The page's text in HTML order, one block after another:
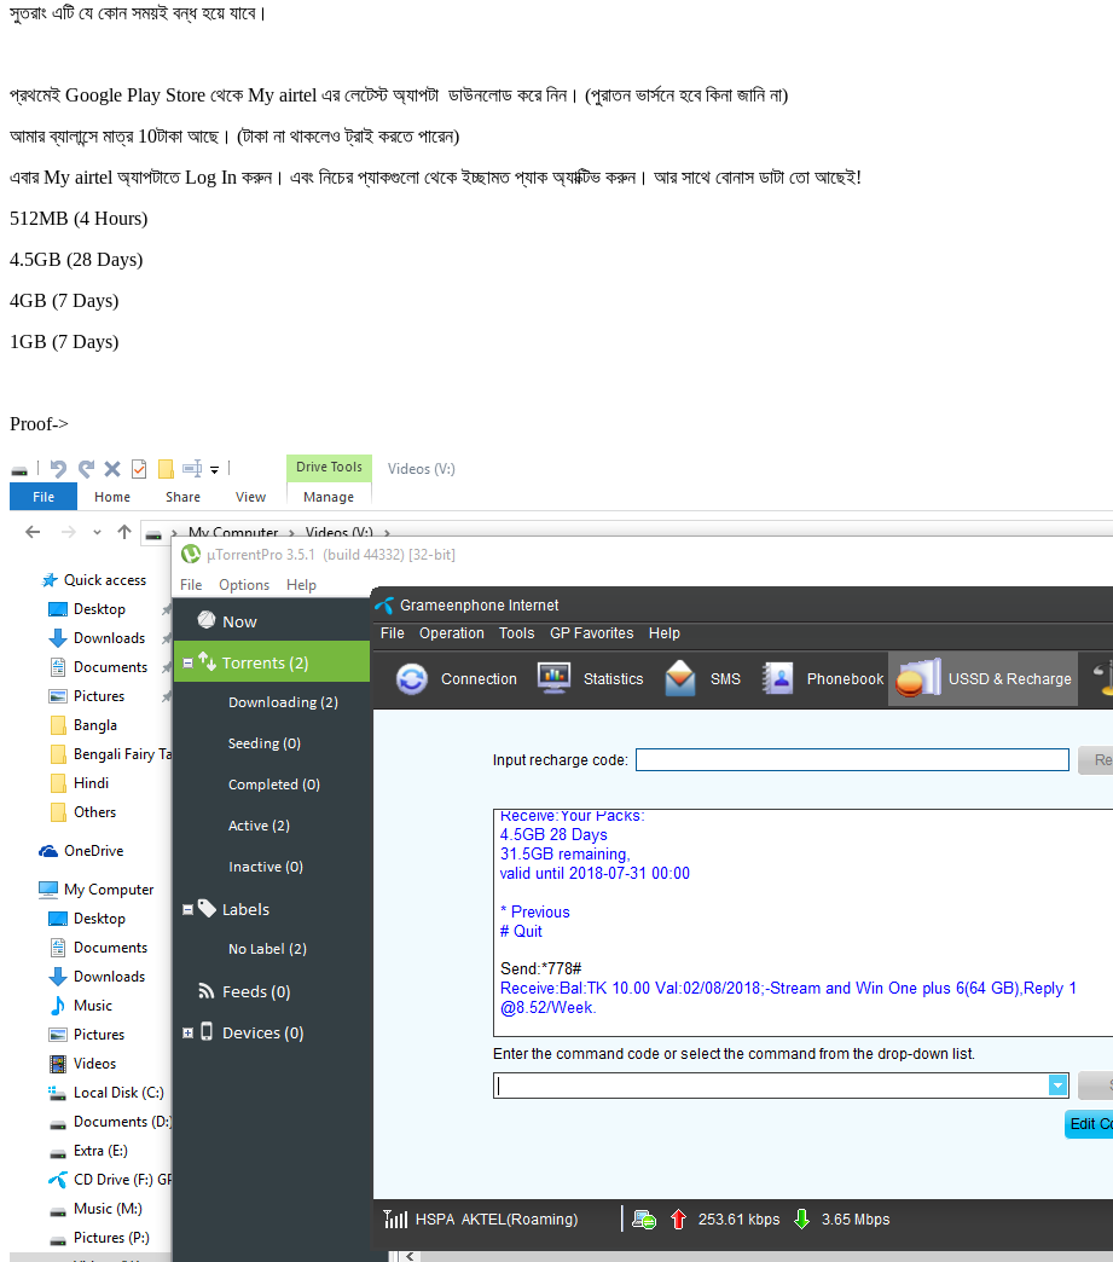
সুতরাং এটি যে কোন সময়ই বন্ধ হয়ে যাবে।
প্রথমেই Google Play Store থেকে My airtel এর লেটেস্ট অ্যাপটা ডাউনলোড করে নিন। (পুরাতন ভার্সনে হবে কিনা জানি না)
আমার ব্যালান্সে মাত্র 10টাকা আছে। (টাকা না থাকলেও ট্রাই করতে পারেন)
এবার My airtel অ্যাপটাতে Log In করুন। এবং নিচের প্যাকগুলো থেকে ইচ্ছামত প্যাক অ্যাক্টিভ করুন। আর সাথে বোনাস ডাটা তো আছেই!
512MB (4 Hours)
4.5GB (28 Days)
4GB (7 Days)
1GB (7 Days)
Proof->